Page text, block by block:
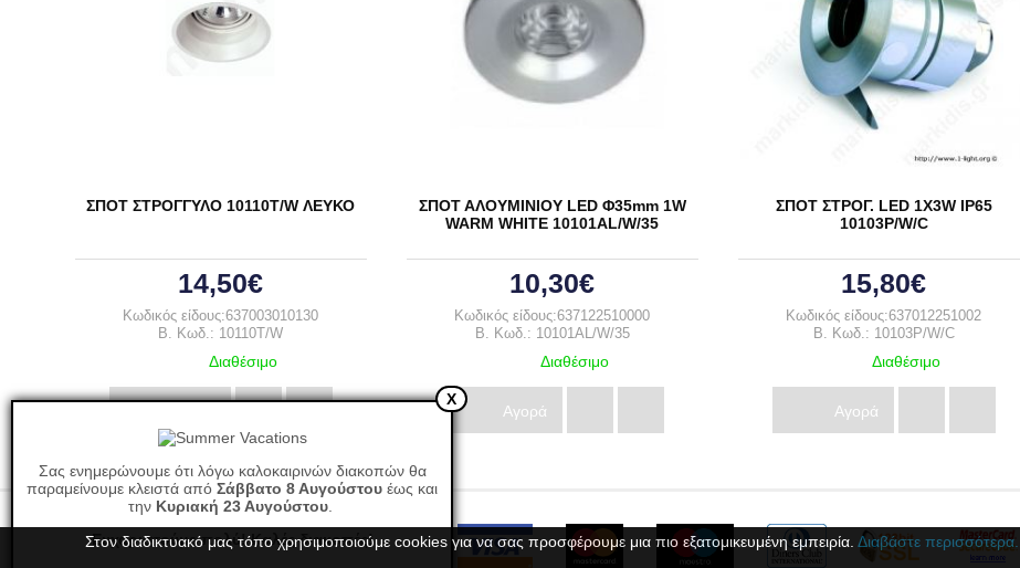
ΣΠΟΤ ΣΤΡΟΓΓΥΛΟ 10110T/W ΛΕΥΚΟ
14,50€
Κωδικός είδους:637003010130
B. Κωδ.: 10110T/W
Διαθέσιμο
ΣΠΟΤ ΑΛΟΥΜΙΝΙΟΥ LED Φ35mm 1W
WARM WHITE 10101AL/W/35
10,30€
Κωδικός είδους:637122510000
B. Κωδ.: 10101AL/W/35
Διαθέσιμο
Αγορά
ΣΠΟΤ ΣΤΡΟΓ. LED 1X3W IP65
10103P/W/C
15,80€
Κωδικός είδους:637012251002
B. Κωδ.: 10103P/W/C
Διαθέσιμο
Αγορά
Στον διαδικτυακό μας τόπο χρησιμοποιούμε cookies για να σας προσφέρουμε μια πιο εξατομικευμένη εμπειρία. Διαβάστε περισσότερα...
X
Σας ενημερώνουμε ότι λόγω καλοκαιρινών διακοπών θα
παραμείνουμε κλειστά από Σάββατο 8 Αυγούστου έως και
την Κυριακή 23 Αυγούστου.
Ευχαριστούμε πολύ! Καλές διακοπές!